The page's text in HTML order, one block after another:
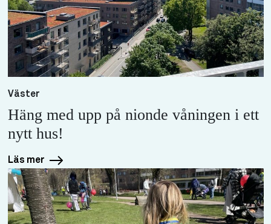
Väster
Häng med upp på nionde våningen i ett
nytt hus!
Läs mer